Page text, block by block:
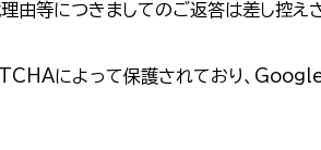
理由等につきましてのご返答は差し控え
によって保護されており、